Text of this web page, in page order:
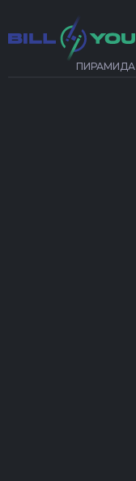
ПИРАМИДА